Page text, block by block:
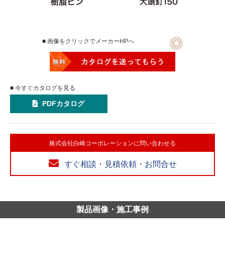
■ 画像をクリックでメーカーHPへ
■ 今すぐカタログを見る
PDFカタログ
株式会社白崎コーポレーションに問い合わせる
すぐ相談・見積依頼・お問合せ
製品画像・施工事例